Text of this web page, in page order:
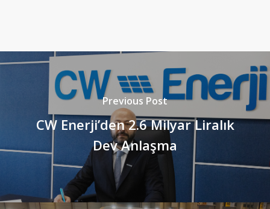
Previous Post
CW Enerji’den 2.6 Milyar Liralık
Dev Anlaşma